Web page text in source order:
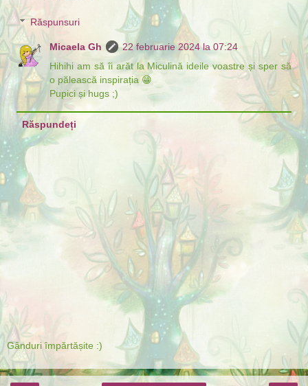
Răspunsuri
Micaela Gh
22 februarie 2024 la 07:24
Hihihi am să îi arăt la Miculină ideile voastre și sper să
o pălească inspirația 😁
Pupici și hugs ;)
Răspundeți
Gânduri împărtășite :)